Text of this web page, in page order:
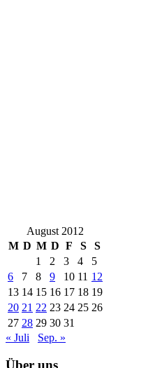
August 2012
M D M D F S
S
1
2 3 4
5
6
7 8 9 10 11 12
13 14 15 16 17 18 19
20 21 22 23 24 25 26
27 28 29 30 31
« Juli
Sep. »
Über uns